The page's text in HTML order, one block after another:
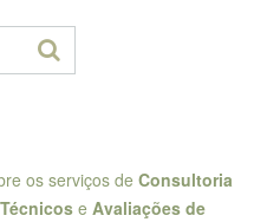
os serviços de Consultoria
e Avaliações de